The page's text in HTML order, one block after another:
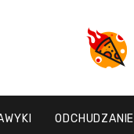
ODCHUDZANIE